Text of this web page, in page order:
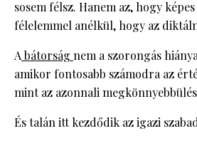
sosem félsz. Hanem az, hogy
félelemmel anélkül, hogy az
A bátorság nem a szorongás
amikor fontosabb számodra az
mint az azonnali
És talán itt kezdődik az igazi